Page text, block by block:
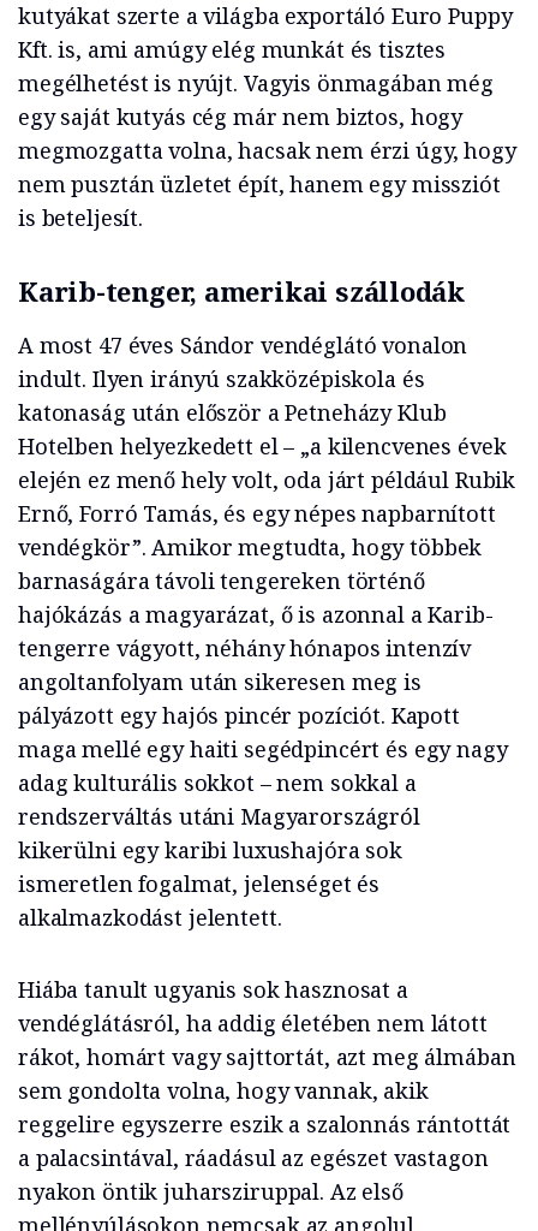
kutyákat szerte a világba exportáló Euro Puppy
Kft. is, ami amúgy elég munkát és tisztes
megélhetést is nyújt. Vagyis önmagában még
egy saját kutyás cég már nem biztos, hogy
megmozgatta volna, hacsak nem érzi úgy, hogy
nem pusztán üzletet épít, hanem egy missziót
is beteljesít.
Karib-tenger, amerikai szállodák
A most 47 éves Sándor vendéglátó vonalon
indult. Ilyen irányú szakközépiskola és
katonaság után először a Petneházy Klub
Hotelben helyezkedett el – „a kilencvenes évek
elején ez menő hely volt, oda járt például Rubik
Ernő, Forró Tamás, és egy népes napbarnított
vendégkör”. Amikor megtudta, hogy többek
barnaságára távoli tengereken történő
hajókázás a magyarázat, ő is azonnal a Karib-
tengerre vágyott, néhány hónapos intenzív
angoltanfolyam után sikeresen meg is
pályázott egy hajós pincér pozíciót. Kapott
maga mellé egy haiti segédpincért és egy nagy
adag kulturális sokkot – nem sokkal a
rendszerváltás utáni Magyarországról
kikerülni egy karibi luxushajóra sok
ismeretlen fogalmat, jelenséget és
alkalmazkodást jelentett.
Hiába tanult ugyanis sok hasznosat a
vendéglátásról, ha addig életében nem látott
rákot, homárt vagy sajttortát, azt meg álmában
sem gondolta volna, hogy vannak, akik
reggelire egyszerre eszik a szalonnás rántottát
a palacsintával, ráadásul az egészet vastagon
nyakon öntik juharsziruppal. Az első